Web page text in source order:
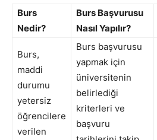
Burs
Nedir?
Burs Başvurusu
Nasıl Yapılır?
Burs,
maddi
durumu
yetersiz
öğrencilere
verilen
Burs başvurusu
yapmak için
üniversitenin
belirlediği
kriterleri ve
başvuru